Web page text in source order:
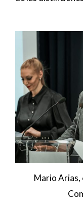
Mario Arias,